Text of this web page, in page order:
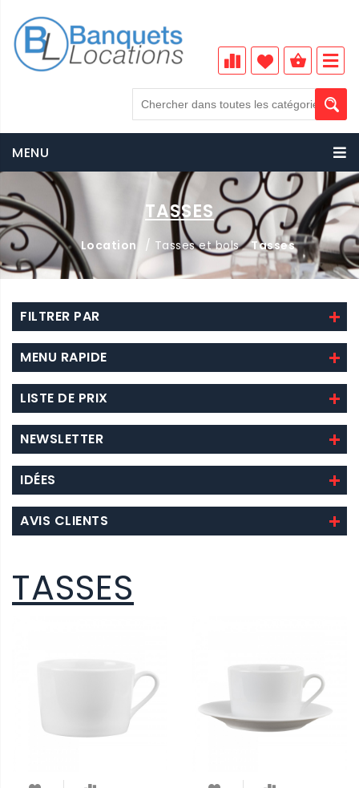
MENU
TASSES
Location / Tasses et bols Tasses
FILTRER PAR
MENU RAPIDE
LISTE DE PRIX
NEWSLETTER
IDÉES
AVIS CLIENTS
TASSES